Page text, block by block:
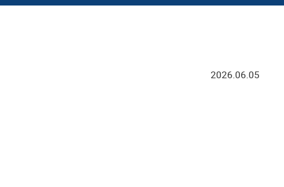
2026.06.05